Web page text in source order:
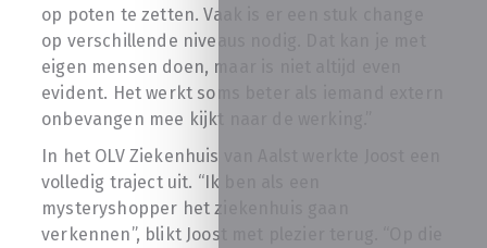
op poten te zetten. Vaak is er een stuk change
op verschillende niveaus nodig. Dat kan je met
eigen mensen doen, maar is niet altijd even
evident. Het werkt soms beter als iemand extern
onbevangen mee kijkt naar de werking.”
In het OLV Ziekenhuis van Aalst werkte Joost een
volledig traject uit. “Ik ben als een
mysteryshopper het ziekenhuis gaan
verkennen”, blikt Joost met plezier terug. “Op die